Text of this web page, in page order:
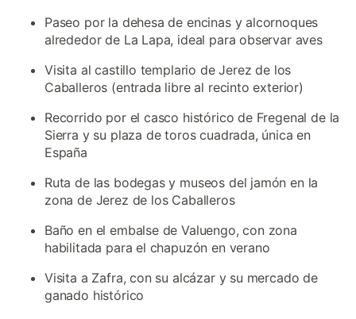
Paseo por la dehesa de encinas y alcornoques
alrededor de La Lapa, ideal para observar aves
Visita al castillo templario de Jerez de los
Caballeros (entrada libre al recinto exterior)
Recorrido por el casco histórico de Fregenal de la
Sierra y su plaza de toros cuadrada, única en
España
Ruta de las bodegas y museos del jamón en la
zona de Jerez de los Caballeros
Baño en el embalse de Valuengo, con zona
habilitada para el chapuzón en verano
Visita a Zafra, con su alcázar y su mercado de
ganado histórico